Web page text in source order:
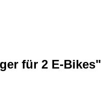
für 2 E-Bikes"